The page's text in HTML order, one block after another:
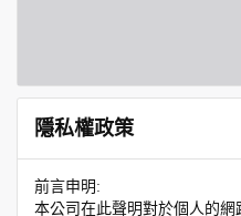
隱私權政策
前言申明:
本公司在此聲明對於個人的